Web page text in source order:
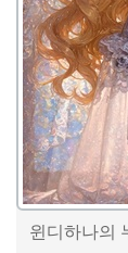
윈디하나의